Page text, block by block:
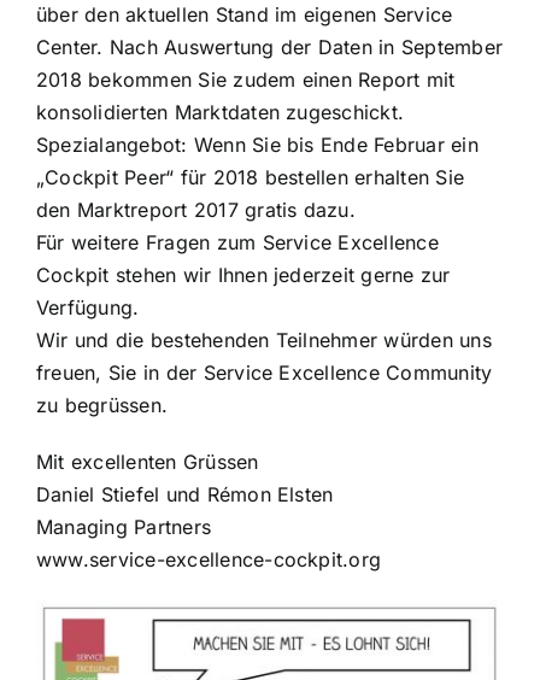
über den aktuellen Stand im eigenen Service
Center. Nach Auswertung der Daten in September
2018 bekommen Sie zudem einen Report mit
konsolidierten Marktdaten zugeschickt.
Spezialangebot: Wenn Sie bis Ende Februar ein
„Cockpit Peer“ für 2018 bestellen erhalten Sie
den Marktreport 2017 gratis dazu.
Für weitere Fragen zum Service Excellence
Cockpit stehen wir Ihnen jederzeit gerne zur
Verfügung.
Wir und die bestehenden Teilnehmer würden uns
freuen, Sie in der Service Excellence Community
zu begrüssen.
Mit excellenten Grüssen
Daniel Stiefel und Rémon Elsten
Managing Partners
www.service-excellence-cockpit.org